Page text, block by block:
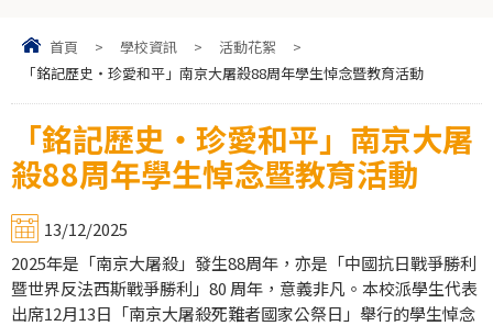
首頁 > 學校資訊 > 活動花絮
>
「銘記歷史・珍愛和平」南京大屠殺88周年學生悼念暨教育活動
「銘記歷史・珍愛和平」南京大屠
殺88周年學生悼念暨教育活動
13/12/2025
2025年是「南京大屠殺」發生88周年，亦是「中國抗日戰爭勝利
暨世界反法西斯戰爭勝利」80 周年，意義非凡。本校派學生代表
出席12月13日「南京大屠殺死難者國家公祭日」舉行的學生悼念